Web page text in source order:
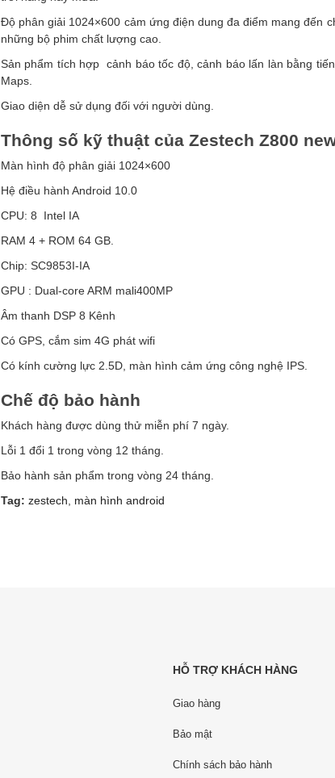
Độ phân giải 1024×600 cảm ứng điện dung đa điểm mang đến
những bộ phim chất lượng cao.
Sản phẩm tích hợp cảnh báo tốc độ, cảnh báo lấn làn bằng
Maps.
Giao diện dễ sử dụng đối với người dùng.
Thông số kỹ thuật của Zestech Z800
Màn hình độ phân giải 1024×600
Hệ điều hành Android 10.0
CPU: 8 Intel IA
RAM 4 + ROM 64 GB.
Chip: SC9853I-IA
GPU : Dual-core ARM mali400MP
Âm thanh DSP 8 Kênh
Có GPS, cắm sim 4G phát wifi
Có kính cường lực 2.5D, màn hình cảm ứng công nghệ IPS.
Chế độ bảo hành
Khách hàng được dùng thử miễn phí 7 ngày.
Lỗi 1 đổi 1 trong vòng 12 tháng.
Bảo hành sản phẩm trong vòng 24 tháng.
Tag: zestech màn hình android
HỖ TRỢ KHÁCH HÀNG
Giao hàng
Bảo mật
Chính sách bảo hành